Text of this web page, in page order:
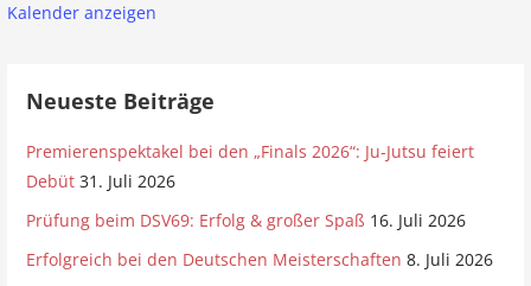
Kalender anzeigen
Neueste Beiträge
Premierenspektakel bei den „Finals 2026“: Ju-Jutsu feiert
Debüt 31. Juli 2026
Prüfung beim DSV69: Erfolg & großer Spaß 16. Juli 2026
Erfolgreich bei den Deutschen Meisterschaften 8. Juli 2026